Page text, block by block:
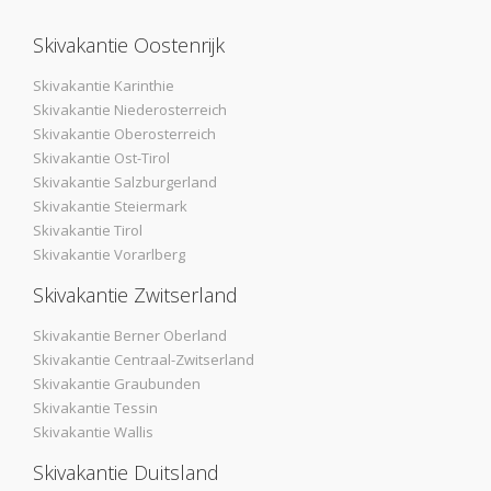
Skivakantie Oostenrijk
Skivakantie Karinthie
Skivakantie Niederosterreich
Skivakantie Oberosterreich
Skivakantie Ost-Tirol
Skivakantie Salzburgerland
Skivakantie Steiermark
Skivakantie Tirol
Skivakantie Vorarlberg
Skivakantie Zwitserland
Skivakantie Berner Oberland
Skivakantie Centraal-Zwitserland
Skivakantie Graubunden
Skivakantie Tessin
Skivakantie Wallis
Skivakantie Duitsland